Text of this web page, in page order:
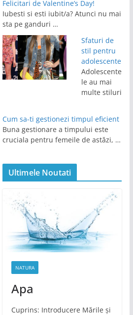
Felicitari de Valentine’s Day!
Iubesti si esti iubit/a? Atunci nu mai
sta pe ganduri …
Sfaturi de
stil pentru
adolescente
Adolescente
le au mai
multe stiluri
Cum sa-ti gestionezi timpul eficient
Buna gestionare a timpului este
cruciala pentru femeile de astăzi, …
Ultimele Noutati
NATURA
Apa
Cuprins: Introducere Mările și